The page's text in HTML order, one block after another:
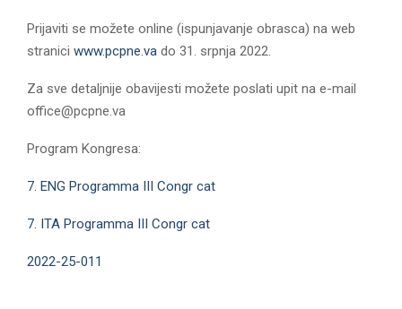
Prijaviti se možete online (ispunjavanje obrasca) na web
stranici www.pcpne.va do 31. srpnja 2022.
Za sve detaljnije obavijesti možete poslati upit na e-mail
office@pcpne.va
Program Kongresa:
7. ENG Programma III Congr cat
7. ITA Programma III Congr cat
2022-25-011